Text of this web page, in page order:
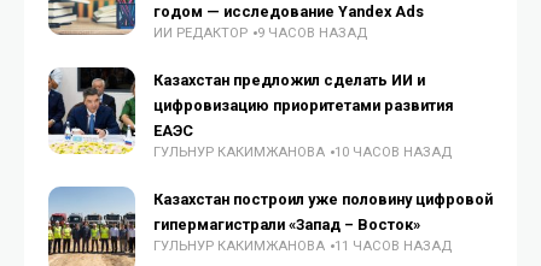
годом — исследование Yandex Ads
ИИ РЕДАКТОР 9 ЧАСОВ НАЗАД
Казахстан предложил сделать ИИ и
цифровизацию приоритетами развития
ЕАЭС
ГУЛЬНУР КАКИМЖАНОВА 10 ЧАСОВ НАЗАД
Казахстан построил уже половину цифровой
гипермагистрали «Запад – Восток»
ГУЛЬНУР КАКИМЖАНОВА 11 ЧАСОВ НАЗАД